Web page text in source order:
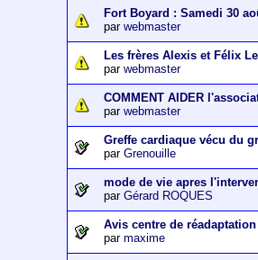
Fort Boyard : Samedi 30
parwebmaster
Les frères Alexis et Félix
parwebmaster
COMMENT AIDER
parwebmaster
Greffe cardiaque vécu du
parGrenouille
mode de vie apres
parGérard ROQUES
Avis centre de
parmaxime